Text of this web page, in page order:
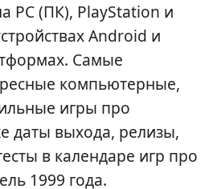
PC (ПК), PlayStation и
Android и
Самые
компьютерные,
игры про
даты выхода, релизы,
в календаре игр про
1999 года.